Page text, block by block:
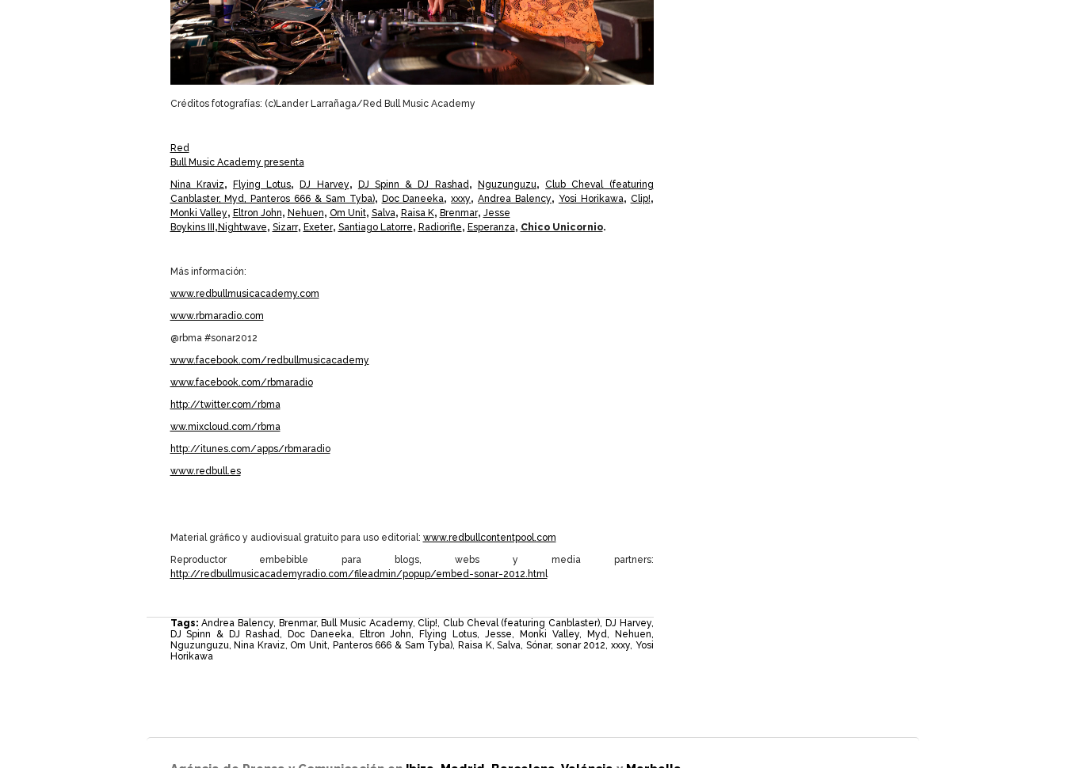
Créditos fotografías: (c)Lander Larrañaga/Red Bull Music Academy
Red
Bull Music Academy presenta
Nina Kraviz, Flying Lotus, DJ Harvey, DJ Spinn & DJ Rashad, Nguzunguzu,Club Cheval (featuring
Canblaster, Myd, Panteros 666 & Sam Tyba), Doc Daneeka,xxxy,Andrea Balency, Yosi Horikawa, Clip!,
Monki Valley, Eltron John, Nehuen, Om Unit, Salva, Raisa K, Brenmar, Jesse
Boykins III
, Nightwave, Sizarr, Exeter, Santiago Latorre, Radiorifle, Esperanza, Chico Unicornio.
Más información:
www.redbullmusicacademy.com
www.rbmaradio.com
@rbma #sonar2012
www.facebook.com/redbullmusicacademy
www.facebook.com/rbmaradio
http://twitter.com/rbma
ww.mixcloud.com/rbma
http://itunes.com/apps/rbmaradio
www.redbull.es
Material gráfico y audiovisual gratuito para uso editorial: www.redbullcontentpool.com
Reproductor embebible para blogs, webs y media partners:
http://redbullmusicacademyradio.com/fileadmin/popup/embed-sonar-2012.html
Tags:Andrea Balency, Brenmar, Bull Music Academy,Clip!,Club Cheval (featuring Canblaster), DJ Harvey,
DJ Spinn & DJ Rashad, Doc Daneeka, Eltron John, Flying Lotus,Jesse, Monki Valley, Myd, Nehuen,
Nguzunguzu, Nina Kraviz,Om Unit, Panteros 666 & Sam Tyba), Raisa K,Salva, Sónar, sonar 2012, xxxy, Yosi
Horikawa